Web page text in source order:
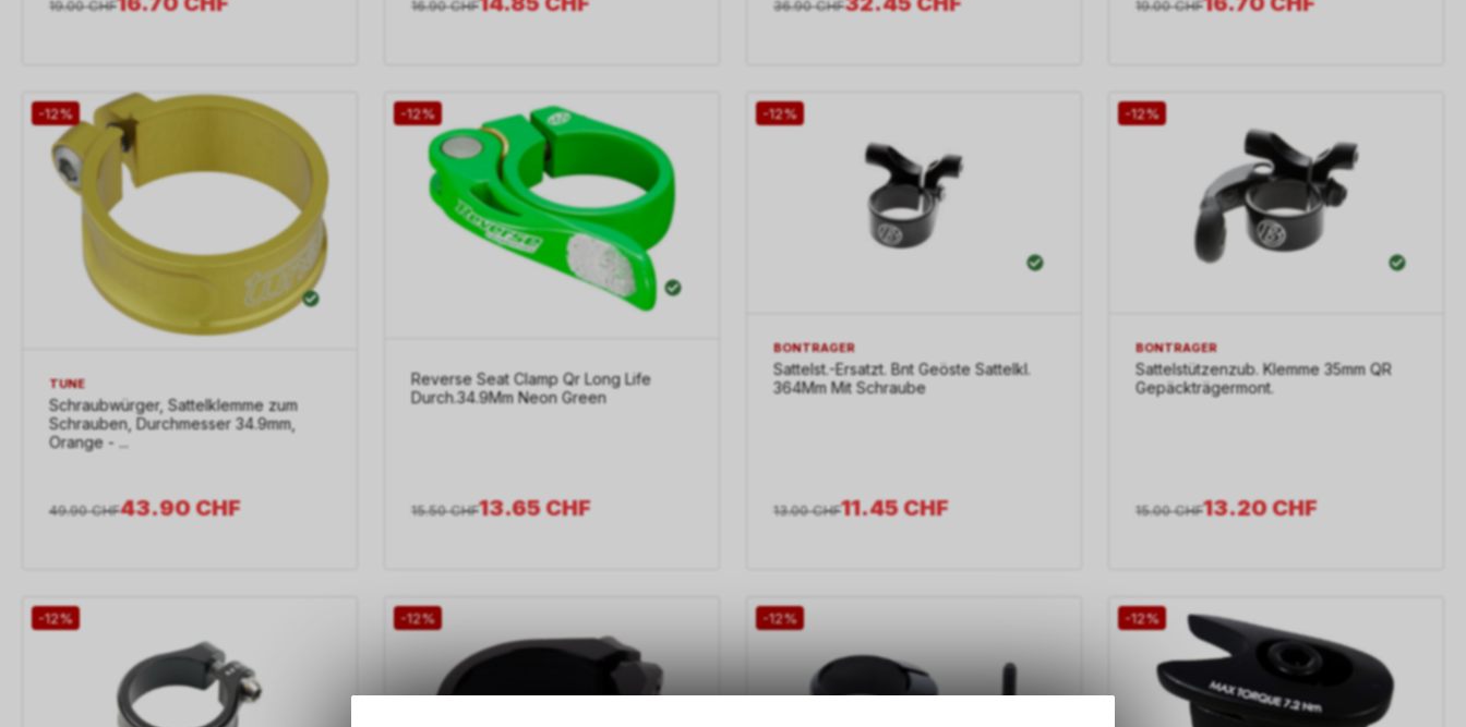
19.00 CHF 16.90 CHF 36.90 CHF 19.00 CHF
-12%
TUNE
Schraubwürger, Sattelklemme zum
Schrauben, Durchmesser 34.9mm,
Orange - ...
43.90CHF
49.90 CHF
-12%
Reverse Seat Clamp Qr Long Life
Durch.34.9Mm Neon Green
13.65CHF
15.50 CHF
-12%
BONTRAGER
Sattelst.-Ersatzt. Bnt Geöste Sattelkl.
364Mm Mit Schraube
11.45CHF
13.00 CHF
-12%
BONTRAGER
Sattelstützenzub. Klemme 35mm QR
Gepäckträgermont.
13.20CHF
15.00 CHF
-12% -12% -12% -12%